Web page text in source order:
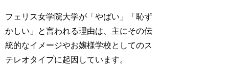
フェリス女学院大学が「やばい」「恥ず
かしい」と言われる理由は、主にその伝
統的なイメージやお嬢様学校としてのス
テレオタイプに起因しています。